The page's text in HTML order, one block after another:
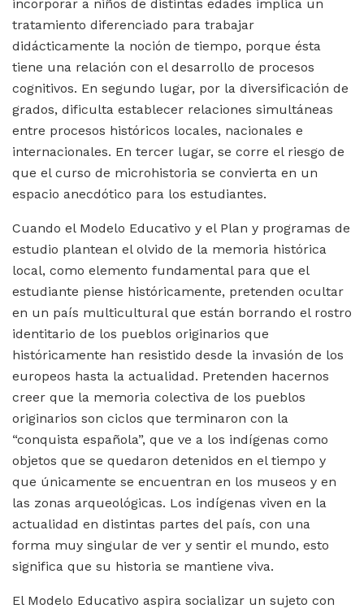
incorporar a niños de distintas edades implica un
tratamiento diferenciado para trabajar
didácticamente la noción de tiempo, porque ésta
tiene una relación con el desarrollo de procesos
cognitivos. En segundo lugar, por la diversificación de
grados, dificulta establecer relaciones simultáneas
entre procesos históricos locales, nacionales e
internacionales. En tercer lugar, se corre el riesgo de
que el curso de microhistoria se convierta en un
espacio anecdótico para los estudiantes.
Cuando el Modelo Educativo y el Plan y programas de
estudio plantean el olvido de la memoria histórica
local, como elemento fundamental para que el
estudiante piense históricamente, pretenden ocultar
en un país multicultural que están borrando el rostro
identitario de los pueblos originarios que
históricamente han resistido desde la invasión de los
europeos hasta la actualidad. Pretenden hacernos
creer que la memoria colectiva de los pueblos
originarios son ciclos que terminaron con la
“conquista española”, que ve a los indígenas como
objetos que se quedaron detenidos en el tiempo y
que únicamente se encuentran en los museos y en
las zonas arqueológicas. Los indígenas viven en la
actualidad en distintas partes del país, con una
forma muy singular de ver y sentir el mundo, esto
significa que su historia se mantiene viva.
El Modelo Educativo aspira socializar un sujeto con